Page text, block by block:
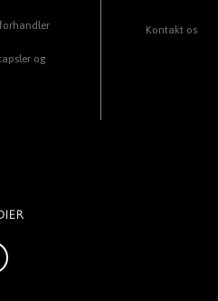
og
Kontakt os